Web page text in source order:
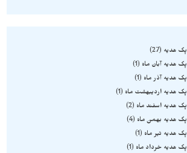
پک هدیه
27
پک هدیه آبان ماه
1
پک هدیه آذر ماه
1
پک هدیه اردیبهشت ماه
1
پک هدیه اسفند ماه
2
پک هدیه بهمن ماه
4
پک هدیه تیر ماه
1
پک هدیه خرداد ماه
1